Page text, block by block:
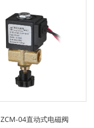
ZCM-04直动式电磁阀